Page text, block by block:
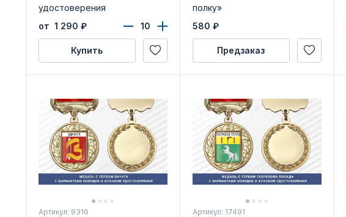
удостоверения
от 1 290 ₽
Купить
полку»
580 ₽
Предзаказ
Артикул: 9316 Артикул: 17491